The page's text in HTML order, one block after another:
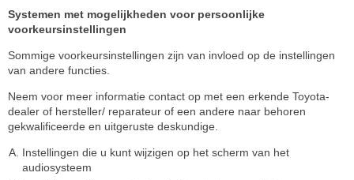
Systemen met mogelijkheden voor persoonlijke
voorkeursinstellingen
Sommige voorkeursinstellingen zijn van invloed op de instellingen
van andere functies.
Neem voor meer informatie contact op met een erkende Toyota-
dealer of hersteller/ reparateur of een andere naar behoren
gekwalificeerde en uitgeruste deskundige.
Instellingen die u kunt wijzigen op het scherm van het
audiosysteem